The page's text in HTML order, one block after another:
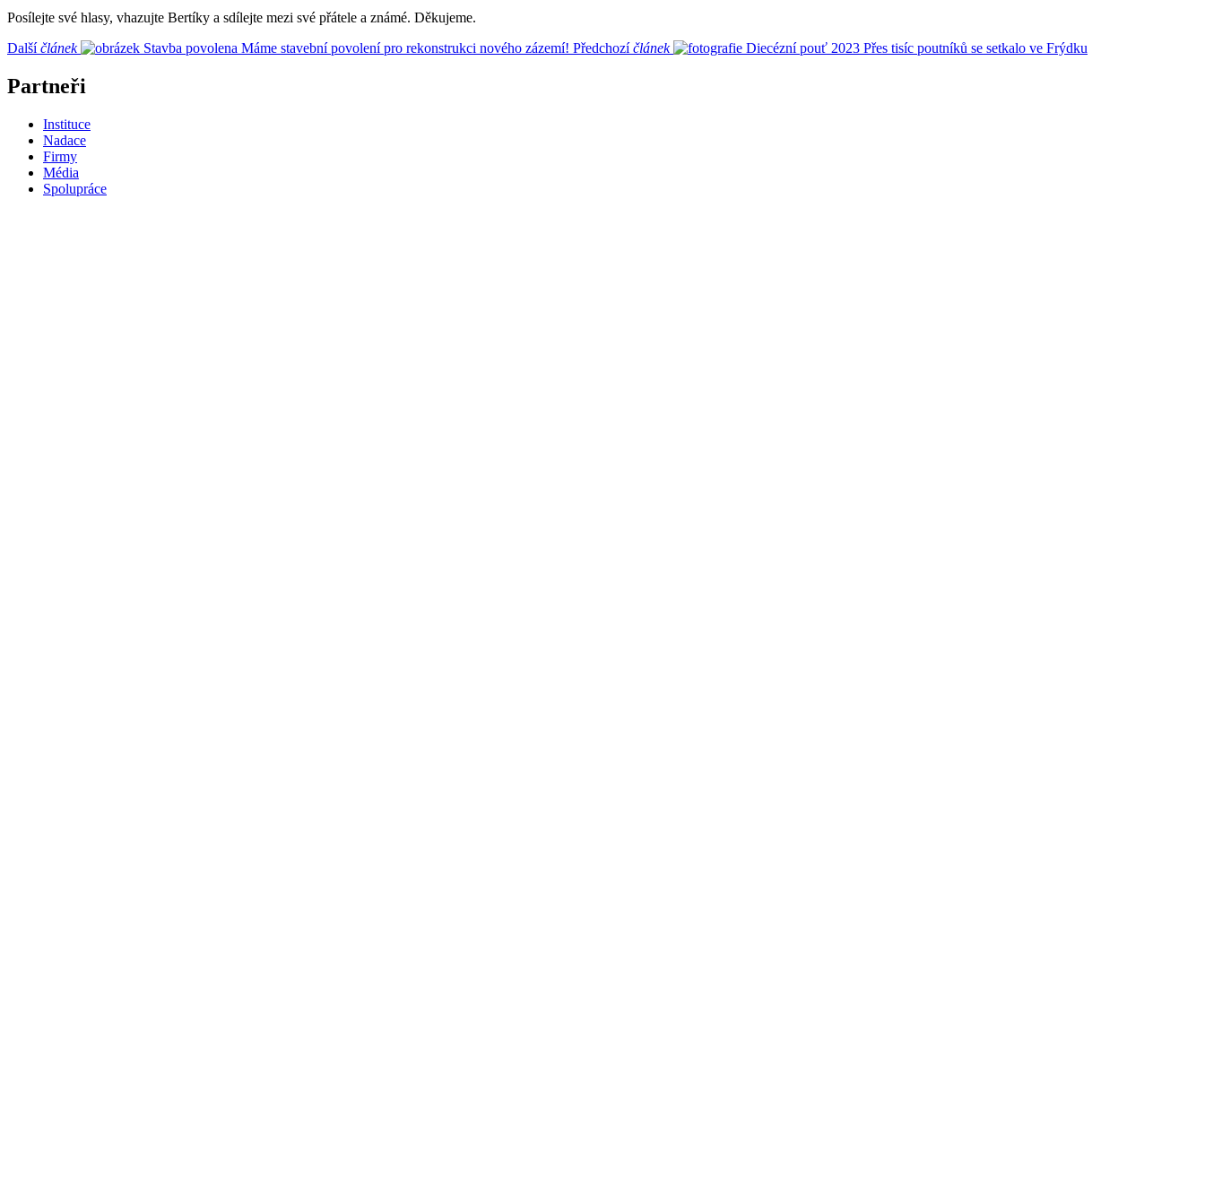
Posílejte své hlasy, vhazujte Bertíky a sdílejte mezi své přátele a známé. Děkujeme.
Dalšíčlánek Máme stavební povolení pro rekonstrukci nového zázemí! Předchozíčlánek Přes tisíc poutníků se setkalo ve Frýdku
Partneři
Instituce
Nadace
Firmy
Média
Spolupráce